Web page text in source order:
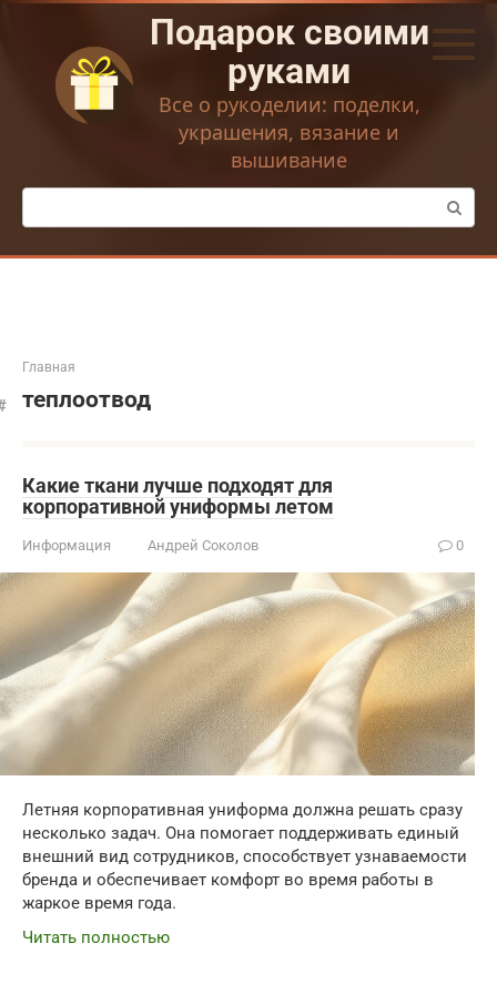
Перейти
контенту
Подарок своими
руками
Все о рукоделии: поделки,
украшения, вязание и
вышивание
Поиск:
Главная
теплоотвод
Какие ткани лучше подходят для
корпоративной униформы летом
Информация Андрей Соколов 0
Летняя корпоративная униформа должна решать сразу
несколько задач. Она помогает поддерживать единый
внешний вид сотрудников, способствует узнаваемости
бренда и обеспечивает комфорт во время работы в
жаркое время года.
Читать полностью